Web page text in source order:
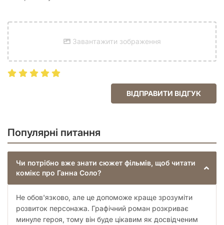
Підліткам та дорослим , які люблять пригодницькі
Любителям графічних романів, які цінують якісний
стилем.
Ця історія нагадує нам, що навіть той, хто вважає себе
одинаком і не довіряє нікому, зрештою знайде друзів, на
яких можна покластися, і справжню мету, заради якої
Завантажити зображення
ВІДПРАВИТИ ВІДГУК
Популярні питання
Чи потрібно вже знати сюжет фільмів, щоб читати
комікс про Ганна Соло?
Не обов'язково, але це допоможе краще зрозуміти
розвиток персонажа. Графічний роман розкриває
минуле героя, тому він буде цікавим як досвідченим